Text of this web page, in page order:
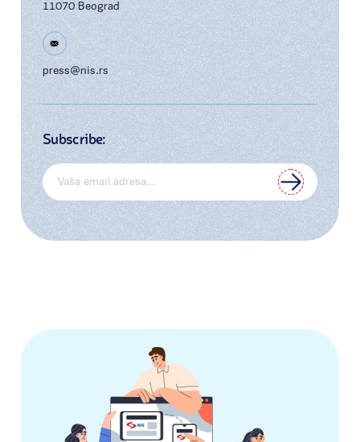
11070 Beograd
press@nis.rs
Subscribe: